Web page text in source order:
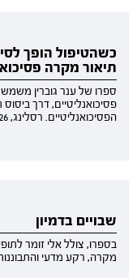
כשהטיפול הופך
תיאור מקרה
ספרו של ענר גוברין משמש
פסיכואנליטיים, דרך
הפסיכואנליטיים. רסלינג, 2026.
שבויים בדמיון
בספרו, צולל אלי זומר
מקרה, רקע מדעי והתבוננות